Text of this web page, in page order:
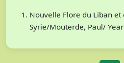
Nouvelle Flore du Liban et
Syrie/Mouterde, Paul/